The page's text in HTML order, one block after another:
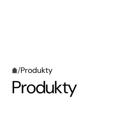
/Produkty
Produkty